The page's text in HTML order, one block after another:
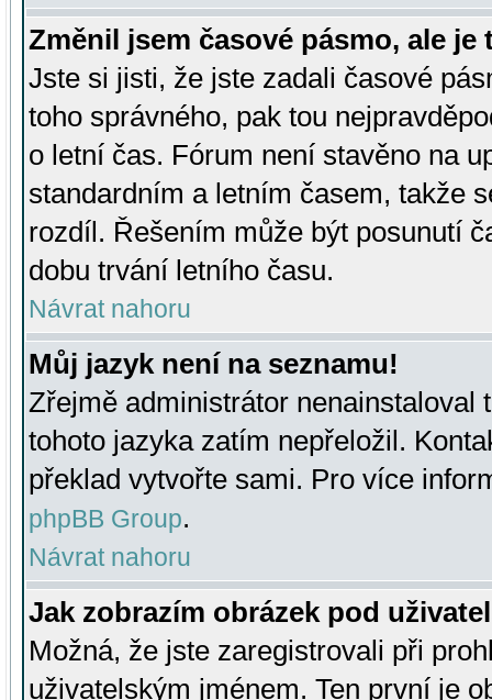
Změnil jsem časové pásmo, ale je
Jste si jisti, že jste zadali časové
toho správného, pak tou
o letní čas. Fórum není stavěno na
standardním a letním časem, takže
rozdíl. Řešením může být posunutí
dobu trvání letního času.
Návrat nahoru
Můj jazyk není na seznamu!
Zřejmě administrátor nenainstaloval
tohoto jazyka zatím nepřeložil.
překlad vytvořte sami. Pro více
phpBB Group.
Návrat nahoru
Jak zobrazím obrázek pod
Možná, že jste zaregistrovali při
uživatelským jménem. Ten první je